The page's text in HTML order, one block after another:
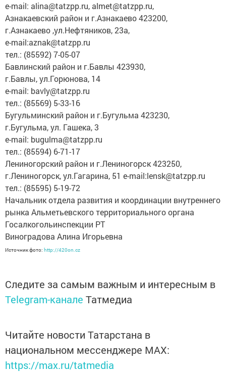
e-mail: alina@tatzpp.ru, almet@tatzpp.ru,
Азнакаевский район и г.Азнакаево 423200,
г.Азнакаево ,ул.Нефтяников, 23а,
e-mail:aznak@tatzpp.ru
тел.: (85592) 7-05-07
Бавлинский район и г.Бавлы 423930,
г.Бавлы, ул.Горюнова, 14
e-mail: bavly@tatzpp.ru
тел.: (85569) 5-33-16
Бугульминский район и г.Бугульма 423230,
г.Бугульма, ул. Гашека, 3
e-mail: bugulma@tatzpp.ru
тел.: (85594) 6-71-17
Лениногорский район и г.Лениногорск 423250,
г.Лениногорск, ул.Гагарина, 51 e-mail:lensk@tatzpp.ru
тел.: (85595) 5-19-72
Начальник отдела развития и координации внутреннего
рынка Альметьевского территориального органа
Госалкогольинспекции РТ
Виноградова Алина Игорьевна
Источник фото: http://420on.cz
Следите за самым важным и интересным в
Telegram-канале Татмедиа
Читайте новости Татарстана в
национальном мессенджере MАХ:
https://max.ru/tatmedia